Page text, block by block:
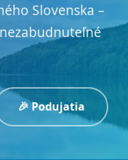
Slovenska –
🎉 Podujatia